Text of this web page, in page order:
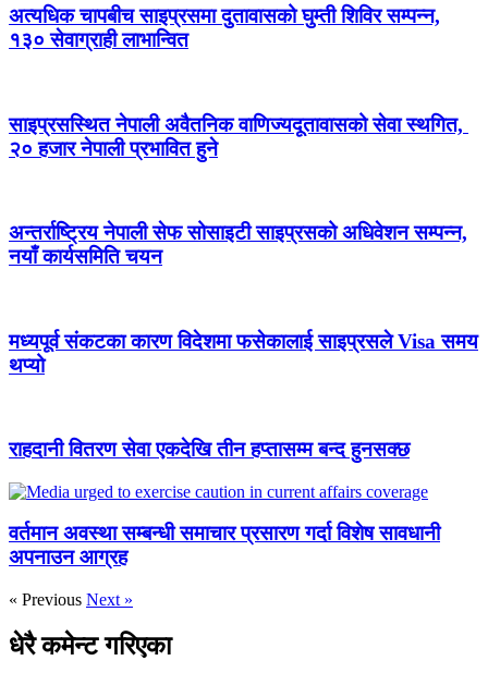
अत्यधिक चापबीच साइप्रसमा दुतावासको घुम्ती शिविर सम्पन्न,
१३० सेवाग्राही लाभान्वित
साइप्रसस्थित नेपाली अवैतनिक वाणिज्यदूतावासको सेवा स्थगित,
२० हजार नेपाली प्रभावित हुने
अन्तर्राष्ट्रिय नेपाली सेफ सोसाइटी साइप्रसको अधिवेशन सम्पन्न,
नयाँ कार्यसमिति चयन
मध्यपूर्व संकटका कारण विदेशमा फसेकालाई साइप्रसले Visa समय
थप्यो
राहदानी वितरण सेवा एकदेखि तीन हप्तासम्म बन्द हुनसक्छ
वर्तमान अवस्था सम्बन्धी समाचार प्रसारण गर्दा विशेष सावधानी
अपनाउन आग्रह
« Previous Next »
धेरै कमेन्ट गरिएका